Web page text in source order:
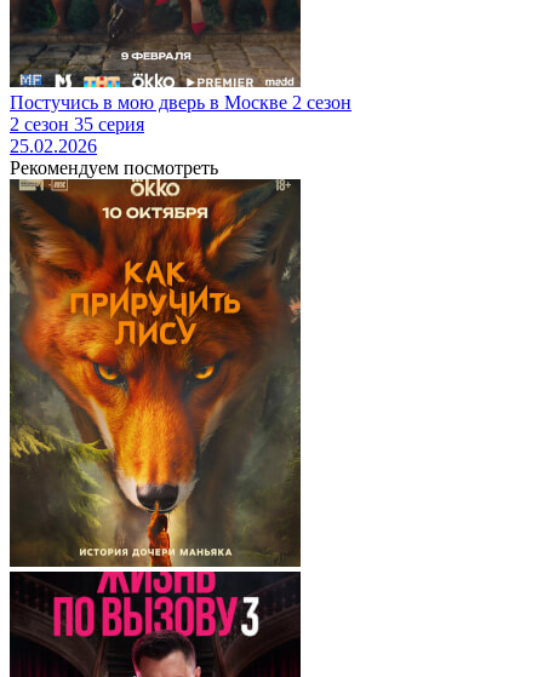
Постучись в мою дверь в Москве 2 сезон
2 сезон 35 серия
25.02.2026
Рекомендуем посмотреть